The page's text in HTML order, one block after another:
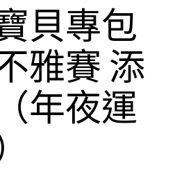
貝專包
雅賽 添
年夜運